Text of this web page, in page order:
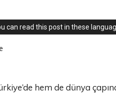
can read this post in these
hem de dünya